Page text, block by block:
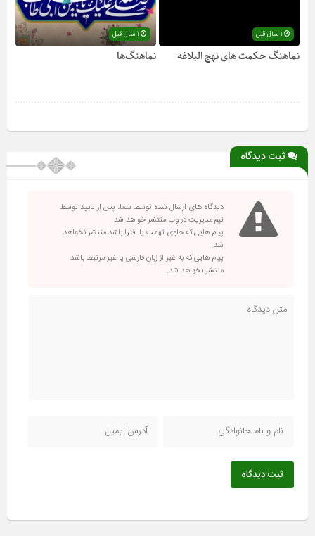
1 سال قبل
نماهنگ حکمت های نهج البلاغه نماهنگ‌ها
ثبت دیدگاه
دیدگاه های ارسال شده توسط شما، پس از تایید توسط
تیم مدیریت در وب منتشر خواهد شد.
پیام هایی که حاوی تهمت یا افترا باشد منتشر نخواهد
شد.
پیام هایی که به غیر از زبان فارسی یا غیر مرتبط باشد
منتشر نخواهد شد.
ثبت دیدگاه